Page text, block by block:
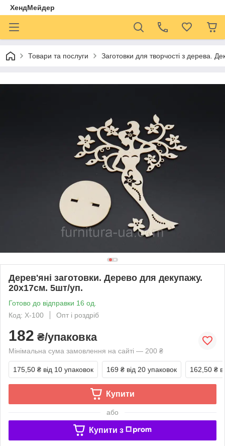
ХендМейдер
Товари та послуги Заготовки для творчості з дерева.
Дерев'яні заготовки. Дерево для декупажу.
20х17см. 5шт/уп.
Готово до відправки 16 од.
Код: X-100
Опт і роздріб
182 ₴/упаковка
Мінімальна сума замовлення на сайті — 200 ₴
175,50 ₴ від 10 упаковок 169 ₴ від 20 упаковок 162,50 ₴
Купити
або
Купити з